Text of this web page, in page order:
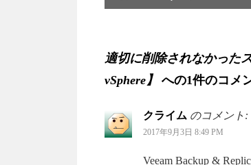
適切に削除されなかった
vSphere】 への1件のコメ
クライム のコメント:
2017年9月3日 8:49 PM
Veeam Backup &